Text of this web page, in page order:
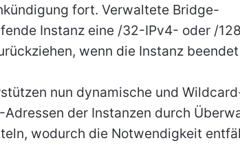
fort. Verwaltete Bridge-
Instanz eine /32-IPv4- oder /
wenn die Instanz
nun dynamische und
der Instanzen durch
wodurch die Notwendigkeit